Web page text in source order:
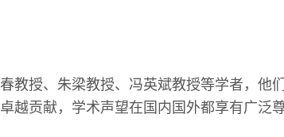
教授、朱梁教授、冯英斌教授等学者，他
越贡献，学术声望在国内国外都享有广泛